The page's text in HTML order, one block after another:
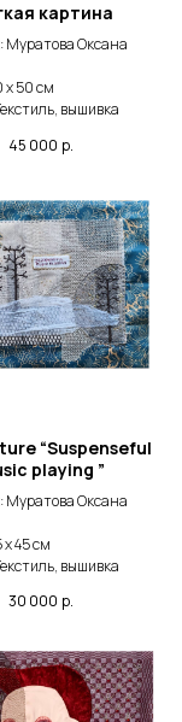
картина
: Муратова Оксана
x 50 cм
вышивка
45 000 р.
“Suspenseful
playing ”
: Муратова Оксана
x 45 cм
вышивка
30 000 р.